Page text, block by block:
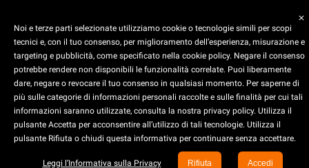
preferenze dei
• Smart home
• Video sorveglianza
Copyright © 2025 CEART | Negozio di elettronica Torino
C.E.A.R.T. Elettronica
4.5starstarstarstar star_half
Basato su914recensioni
close
Noi e terze parti selezionate utilizziamo cookie o tecnologie simili per scopi
tecnici e, con il tuo consenso, per miglioramento dell’esperienza, misurazione e
targeting e pubblicità, come specificato nella cookie policy. Negare il consenso
potrebbe rendere non disponibili le funzionalità correlate. Puoi liberamente
dare, negare o revocare il tuo consenso in qualsiasi momento. Per saperne di
più sulle categorie di informazioni personali raccolte e sulle finalità per cui tali
informazioni saranno utilizzate, consulta la nostra privacy policy. Utilizza il
pulsante Accetta per acconsentire all’utilizzo di tali tecnologie. Utilizza il
pulsante Rifiuta o chiudi questa informativa per continuare senza accettare.
Leggi l’Informativa sulla Privacy Rifiuta Accedi